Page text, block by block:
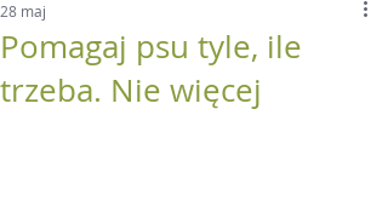
Pomagaj psu tyle, ile
trzeba. Nie więcej
28 maj